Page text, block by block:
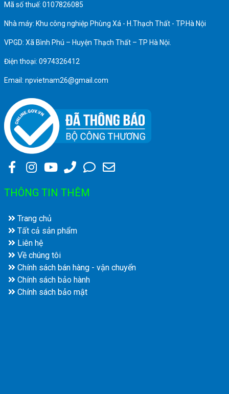
Mã số thuế: 0107826085
Nhà máy: Khu công nghiệp Phùng Xá - H.Thạch Thất - TP.Hà Nội
VPGD: Xã Bình Phú – Huyện Thạch Thất – TP Hà Nội.
Điện thoại: 0974326412
Email: npvietnam26@gmail.com
THÔNG TIN THÊM
Trang chủ
Tất cả sản phẩm
Liên hệ
Về chúng tôi
Chính sách bán hàng - vận chuyển
Chính sách bảo hành
Chính sách bảo mật